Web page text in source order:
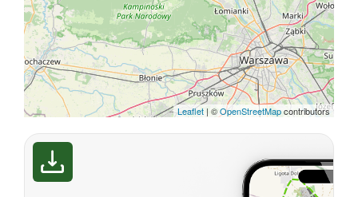
Leaflet | ©OpenStreetMapcontributors